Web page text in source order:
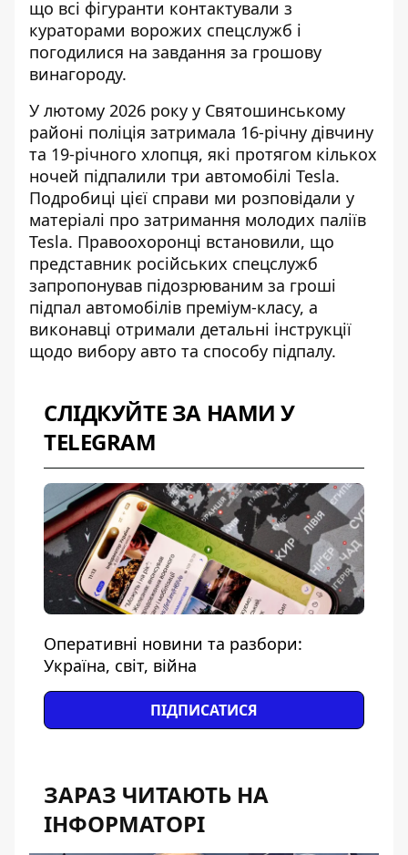
що всі фігуранти контактували з
кураторами ворожих спецслужб і
погодилися на завдання за грошову
винагороду.
У лютому 2026 року у Святошинському
районі поліція затримала 16-річну дівчину
та 19-річного хлопця, які протягом кількох
ночей підпалили три автомобілі Tesla.
Подробиці цієї справи ми розповідали у
матеріалі про затримання молодих паліїв
Tesla. Правоохоронці встановили, що
представник російських спецслужб
запропонував підозрюваним за гроші
підпал автомобілів преміум-класу, а
виконавці отримали детальні інструкції
щодо вибору авто та способу підпалу.
СЛІДКУЙТЕ ЗА НАМИ У
TELEGRAM
Оперативні новини та разбори:
Україна, світ, війна
ПІДПИСАТИСЯ
ЗАРАЗ ЧИТАЮТЬ НА
ІНФОРМАТОРІ